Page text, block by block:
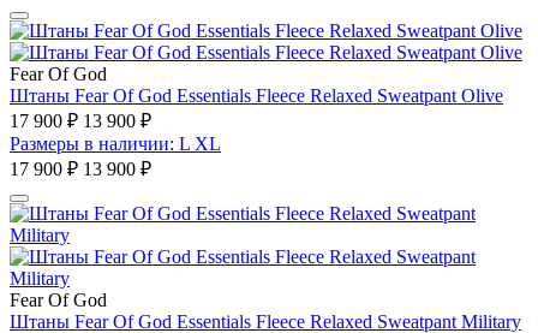
Fear Of God
Штаны Fear Of God Essentials Fleece Relaxed Sweatpant Olive
17 900 ₽ 13 900 ₽
Размеры в наличии: L XL
17 900 ₽ 13 900 ₽
Fear Of God
Штаны Fear Of God Essentials Fleece Relaxed Sweatpant Military